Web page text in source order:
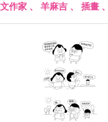
作家 、 羊麻吉 、 插畫 、